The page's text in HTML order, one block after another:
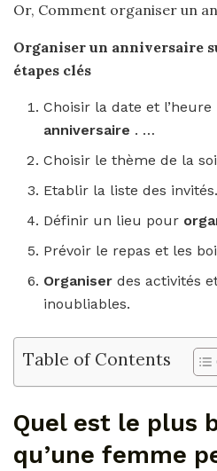
Or, Comment organiser un
Organiser un anniversaire
étapes clés
Choisir la date et
anniversaire . …
Choisir le thème de la
Etablir la liste des
Définir un lieu pour
Prévoir le repas et les
Organiserdes activités
inoubliables.
Table of Contents
Quel est le plus
qu’une femme